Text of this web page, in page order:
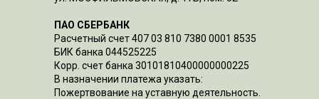
ПАО СБЕРБАНК
Расчетный счет 407 03 810 7380 0001 8535
БИК банка 044525225
Корр. счет банка 30101810400000000225
В назначении платежа указать:
Пожертвование на уставную деятельность.